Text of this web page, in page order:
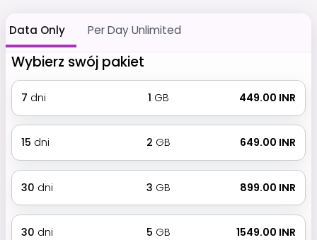
Data Only Per Day Unlimited
Wybierz swój pakiet
7 dni 1 GB ₹ 449.00 INR
15 dni 2 GB ₹ 649.00 INR
30 dni 3 GB ₹ 899.00 INR
30 dni 5 GB ₹ 1549.00 INR